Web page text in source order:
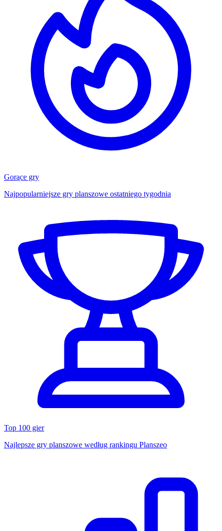
Gorące gry
Najpopularniejsze gry planszowe ostatniego tygodnia
Top 100 gier
Najlepsze gry planszowe według rankingu Planszeo